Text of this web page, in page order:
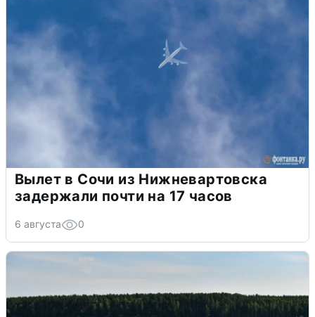
Вылет в Сочи из Нижневартовска
задержали почти на 17 часов
6 августа 0